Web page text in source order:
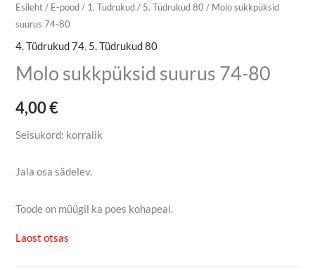
Esileht/ E-pood/ 1. Tüdrukud/ 5. Tüdrukud 80 / Molo sukkpüksid
suurus 74-80
4. Tüdrukud 74, 5. Tüdrukud 80
Molo sukkpüksid suurus 74-80
4,00€
Seisukord: korralik
Jala osa sädelev.
Toode on müügil ka poes kohapeal.
Laost otsas